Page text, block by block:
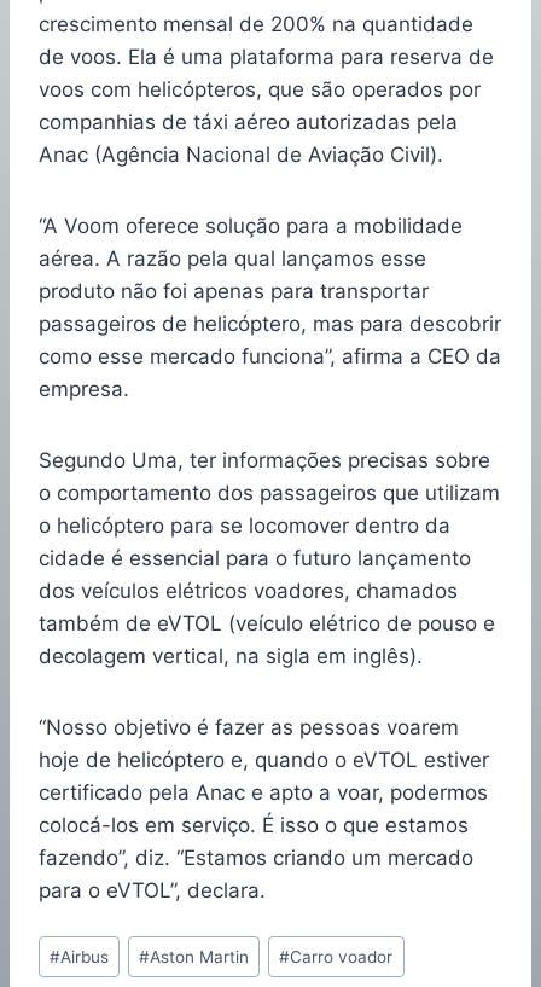
crescimento mensal de 200% na quantidade
de voos. Ela é uma plataforma para reserva de
voos com helicópteros, que são operados por
companhias de táxi aéreo autorizadas pela
Anac (Agência Nacional de Aviação Civil).
“A Voom oferece solução para a mobilidade
aérea. A razão pela qual lançamos esse
produto não foi apenas para transportar
passageiros de helicóptero, mas para descobrir
como esse mercado funciona”, afirma a CEO da
empresa.
Segundo Uma, ter informações precisas sobre
o comportamento dos passageiros que utilizam
o helicóptero para se locomover dentro da
cidade é essencial para o futuro lançamento
dos veículos elétricos voadores, chamados
também de eVTOL (veículo elétrico de pouso e
decolagem vertical, na sigla em inglês).
“Nosso objetivo é fazer as pessoas voarem
hoje de helicóptero e, quando o eVTOL estiver
certificado pela Anac e apto a voar, podermos
colocá-los em serviço. É isso o que estamos
fazendo”, diz. “Estamos criando um mercado
para o eVTOL”, declara.
#Airbus #Aston Martin #Carro voador